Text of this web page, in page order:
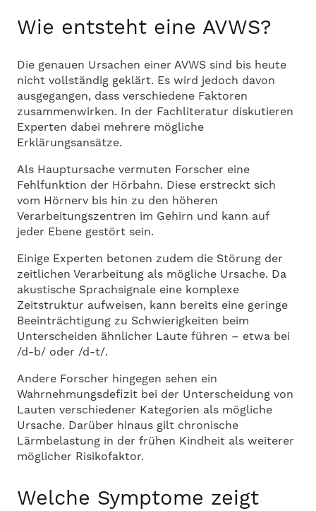
Wie entsteht eine AVWS?
Die genauen Ursachen einer AVWS sind bis heute
nicht vollständig geklärt. Es wird jedoch davon
ausgegangen, dass verschiedene Faktoren
zusammenwirken. In der Fachliteratur diskutieren
Experten dabei mehrere mögliche
Erklärungsansätze.
Als Hauptursache vermuten Forscher eine
Fehlfunktion der Hörbahn. Diese erstreckt sich
vom Hörnerv bis hin zu den höheren
Verarbeitungszentren im Gehirn und kann auf
jeder Ebene gestört sein.
Einige Experten betonen zudem die Störung der
zeitlichen Verarbeitung als mögliche Ursache. Da
akustische Sprachsignale eine komplexe
Zeitstruktur aufweisen, kann bereits eine geringe
Beeinträchtigung zu Schwierigkeiten beim
Unterscheiden ähnlicher Laute führen – etwa bei
/d-b/ oder /d-t/.
Andere Forscher hingegen sehen ein
Wahrnehmungsdefizit bei der Unterscheidung von
Lauten verschiedener Kategorien als mögliche
Ursache. Darüber hinaus gilt chronische
Lärmbelastung in der frühen Kindheit als weiterer
möglicher Risikofaktor.
Welche Symptome zeigt